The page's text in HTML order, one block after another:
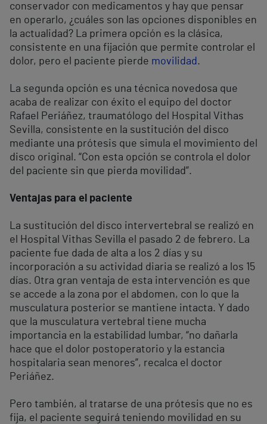
conservador con medicamentos y hay que pensar
en operarlo, ¿cuáles son las opciones disponibles en
la actualidad? La primera opción es la clásica,
consistente en una fijación que permite controlar el
dolor, pero el paciente pierde movilidad .
La segunda opción es una técnica novedosa que
acaba de realizar con éxito el equipo del doctor
Rafael Periáñez, traumatólogo del Hospital Vithas
Sevilla, consistente en la sustitución del disco
mediante una prótesis que simula el movimiento del
disco original. “Con esta opción se controla el dolor
del paciente sin que pierda movilidad”.
Ventajas para el paciente
La sustitución del disco intervertebral se realizó en
el Hospital Vithas Sevilla el pasado 2 de febrero. La
paciente fue dada de alta a los 2 días y su
incorporación a su actividad diaria se realizó a los 15
días. Otra gran ventaja de esta intervención es que
se accede a la zona por el abdomen, con lo que la
musculatura posterior se mantiene intacta. Y dado
que la musculatura vertebral tiene mucha
importancia en la estabilidad lumbar, “no dañarla
hace que el dolor postoperatorio y la estancia
hospitalaria sean menores”, recalca el doctor
Periáñez.
Pero también, al tratarse de una prótesis que no es
fija, el paciente seguirá teniendo movilidad en su